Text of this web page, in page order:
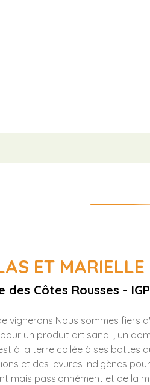
ET
des Côtes Rousses -
vignerons Nous sommes fiers
un produit artisanal ; un
à la terre collée à ses bottes
et des levures indigènes
mais passionnément et de la